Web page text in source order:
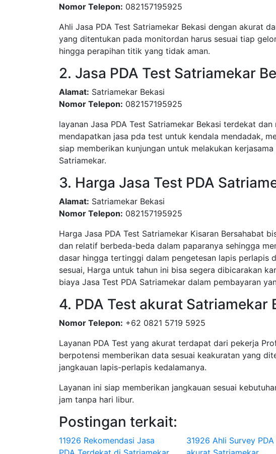
Nomor Telepon: 082157195925
Ahli Jasa PDA Test Satriamekar Bekasi dengan akurat
yang ditentukan pada monitordan harus sesuai tiap
hingga perapihan titik yang tidak aman.
2. Jasa PDA Test Satriamekar
Alamat: Satriamekar Bekasi
Nomor Telepon: 082157195925
layanan Jasa PDA Test Satriamekar Bekasi terdekat
mendapatkan jasa pda test untuk kendala mendadak,
siap memberikan kunjungan untuk melakukan
Satriamekar.
3. Harga Jasa Test PDA
Alamat: Satriamekar Bekasi
Nomor Telepon: 082157195925
Harga Jasa PDA Test Satriamekar Kisaran Bersahabat
dan relatif berbeda-beda dalam paparanya sehingga
dasar hingga tertinggi dalam pengetesan lapis perlapis
sesuai, Harga untuk tahun ini bisa segera dibicarakan
biaya Jasa Test PDA Satriamekar dalam pembayaran
4. PDA Test akurat Satriamekar
Nomor Telepon: +62 0821 5719 5925
Layanan PDA Test yang akurat terdapat dari pekerja
berpotensi memberikan data sesuai keakuratan yang
jangkauan lapis-perlapis kedalamanya.
Layanan ini siap memberikan jangkauan sesuai
jam tanpa hari libur.
Postingan terkait:
11926 Rekomendasi Jasa
31926 Ahli Survey PDA